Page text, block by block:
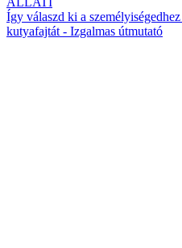
Így válaszd ki a
kutyafajtát - Izgalmas útmutató